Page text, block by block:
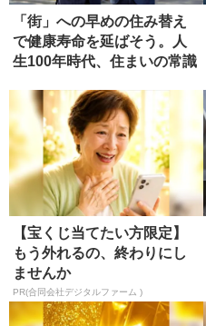
「街」への早めの住み替え
で健康寿命を延ばそう。人
生100年時代、住まいの常識
【宝くじ当てたい方限定】
もう外れるの、終わりにし
ませんか
PR(合同会社デジタルファーム )